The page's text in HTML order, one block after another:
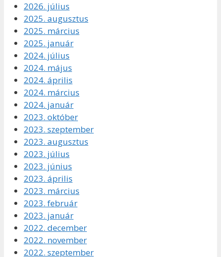
2026. július
2025. augusztus
2025. március
2025. január
2024. július
2024. május
2024. április
2024. március
2024. január
2023. október
2023. szeptember
2023. augusztus
2023. július
2023. június
2023. április
2023. március
2023. február
2023. január
2022. december
2022. november
2022. szeptember